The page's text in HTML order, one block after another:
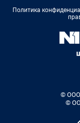
Политика
© ООО
©